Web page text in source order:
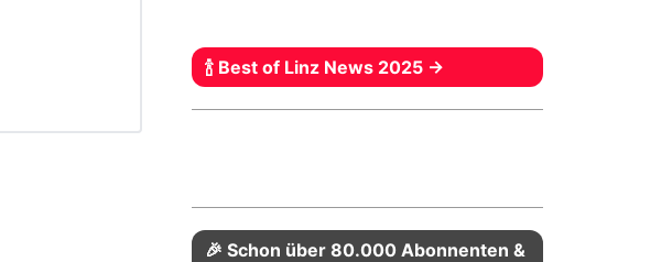
🍾 Best of Linz News 2025 →
🎉 Schon über 80.000 Abonnenten &